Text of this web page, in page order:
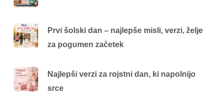
Prvi šolski dan – najlepše misli, verzi, želje
za pogumen začetek
Najlepši verzi za rojstni dan, ki napolnijo
srce